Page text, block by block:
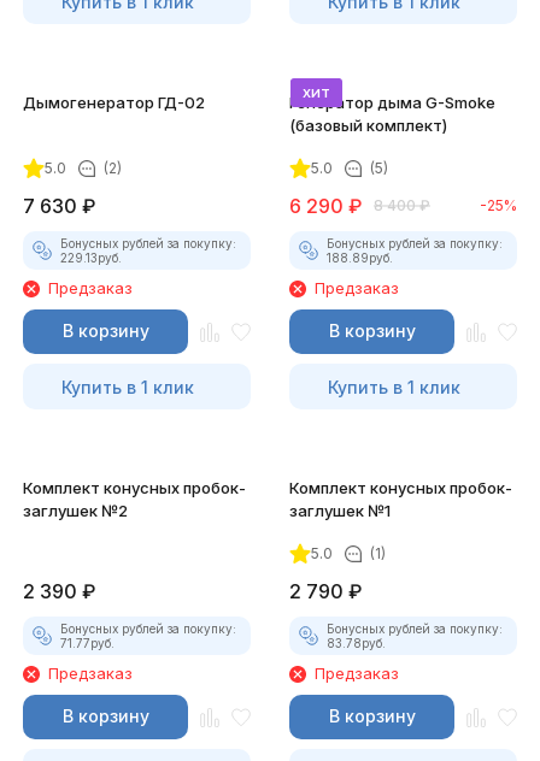
Дымогенератор ГД-02
5.0 (2)
7 630 ₽
Бонусных рублей за покупку:
229.13руб.
Предзаказ
В корзину
Купить в 1 клик
хит
Генератор дыма G-Smoke
(базовый комплект)
5.0 (5)
6 290 ₽ 8 400 ₽ -25%
Бонусных рублей за покупку:
188.89руб.
Предзаказ
В корзину
Купить в 1 клик
Комплект конусных пробок-
заглушек №2
2 390 ₽
Бонусных рублей за покупку:
71.77руб.
Предзаказ
В корзину
Комплект конусных пробок-
заглушек №1
5.0 (1)
2 790 ₽
Бонусных рублей за покупку:
83.78руб.
Предзаказ
В корзину